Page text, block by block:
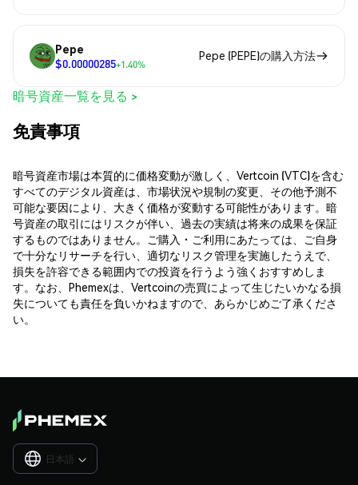
Pepe
$0.00000285+1.40%
Pepe (PEPE)の購入方法
暗号資産一覧を見る >
免責事項
暗号資産市場は本質的に価格変動が激しく、Vertcoin (VTC)を含む
すべてのデジタル資産は、市場状況や規制の変更、その他予測不
可能な要因により、大きく価格が変動する可能性があります。暗
号資産の取引にはリスクが伴い、過去の実績は将来の成果を保証
するものではありません。ご購入・ご利用にあたっては、ご自身
で十分なリサーチを行い、適切なリスク管理を実施したうえで、
損失を許容できる範囲内での投資を行うよう強くおすすめしま
す。なお、Phemexは、Vertcoinの売買によって生じたいかなる損
失についても責任を負いかねますので、あらかじめご了承くださ
い。
日本語 